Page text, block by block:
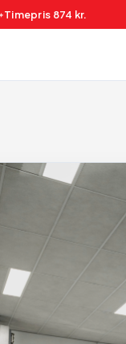
Timepris 874 kr.